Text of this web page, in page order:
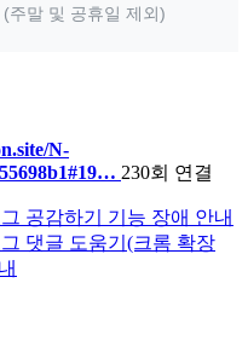
주말 및 공휴일 제외)
N-
230회 연결
공감하기 기능 장애 안내
댓글 도움기(크롬 확장